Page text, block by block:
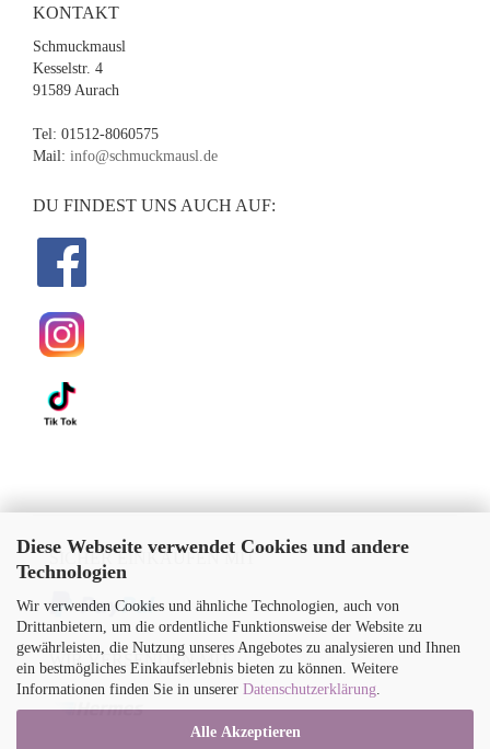
Diese Webseite verwendet Cookies und andere
Technologien
Wir verwenden Cookies und ähnliche Technologien, auch von
Drittanbietern, um die ordentliche Funktionsweise der Website zu
gewährleisten, die Nutzung unseres Angebotes zu analysieren und Ihnen
ein bestmögliches Einkaufserlebnis bieten zu können. Weitere
Informationen finden Sie in unserer Datenschutzerklärung
Alle Akzeptieren
KONTAKT
Schmuckmausl
Kesselstr. 4
91589 Aurach
Tel: 01512-8060575
Mail: info@schmuckmausl.de
DU FINDEST UNS AUCH AUF:
SICHER EINKAUFEN MIT
WIR VERSENDEN MIT